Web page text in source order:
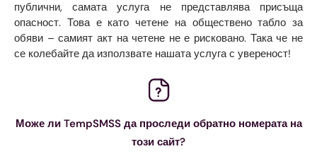
публични, самата услуга не представлява присъща
опасност. Това е като четене на обществено табло за
обяви – самият акт на четене не е рисковано. Така че не
се колебайте да използвате нашата услуга с увереност!
Може ли TempSMSS да проследи обратно номерата на
този сайт?